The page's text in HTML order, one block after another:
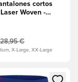
cortos
Woven -
28,95 €
X-Large, XX-Large
como
modal para iniciar